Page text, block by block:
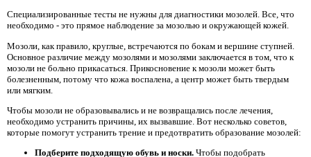
Специализированные тесты не нужны для диагностики мозолей. Все, что
необходимо - это прямое наблюдение за мозолью и окружающей кожей.
Мозоли, как правило, круглые, встречаются по бокам и вершине ступней.
Основное различие между мозолями и мозолями заключается в том, что к
мозоли не больно прикасаться. Прикосновение к мозоли может быть
болезненным, потому что кожа воспалена, а центр может быть твердым
или мягким.
Чтобы мозоли не образовывались и не возвращались после лечения,
необходимо устранить причины, их вызвавшие. Вот несколько советов,
которые помогут устранить трение и предотвратить образование мозолей:
Подберите подходящую обувь и носки. Чтобы подобрать